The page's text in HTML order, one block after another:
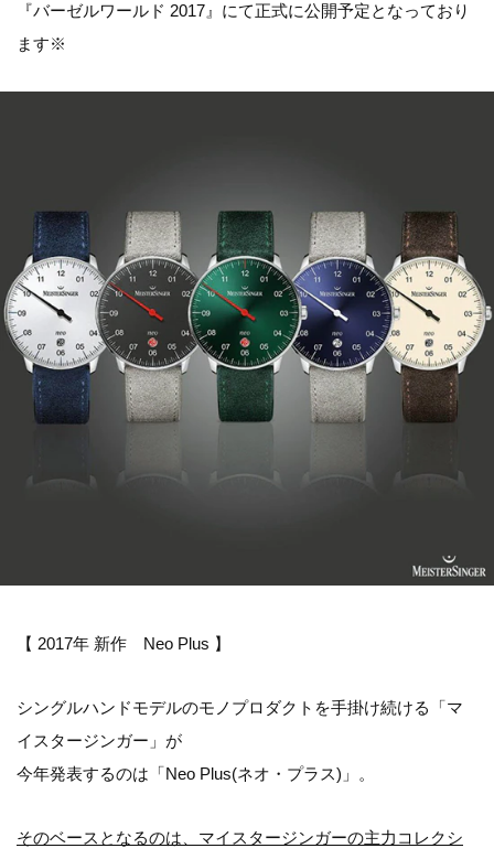
『バーゼルワールド 2017』にて正式に公開予定となっており
ます※
【 2017年 新作 Neo Plus 】
シングルハンドモデルのモノプロダクトを手掛け続ける「マ
イスタージンガー」が
今年発表するのは「Neo Plus(ネオ・プラス)」。
そのベースとなるのは、マイスタージンガーの主力コレクシ